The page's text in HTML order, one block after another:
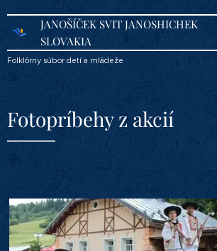
JANOŠÍČEK SVIT JANOSHICHEK
SLOVAKIA
Folklórny súbor detí a mládeže
Fotopríbehy z akcií